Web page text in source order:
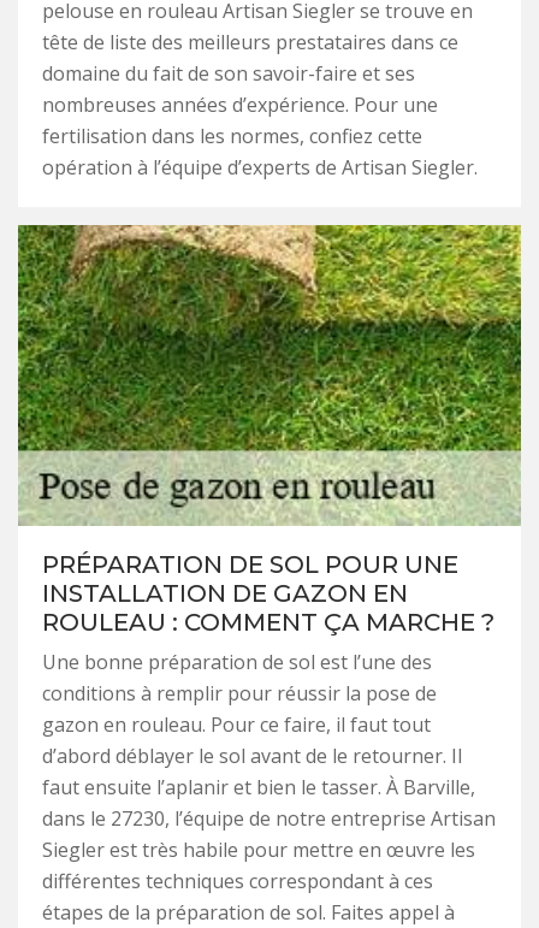
pelouse en rouleau Artisan Siegler se trouve en
tête de liste des meilleurs prestataires dans ce
domaine du fait de son savoir-faire et ses
nombreuses années d’expérience. Pour une
fertilisation dans les normes, confiez cette
opération à l’équipe d’experts de Artisan Siegler.
PRÉPARATION DE SOL POUR UNE
INSTALLATION DE GAZON EN
ROULEAU : COMMENT ÇA MARCHE ?
Une bonne préparation de sol est l’une des
conditions à remplir pour réussir la pose de
gazon en rouleau. Pour ce faire, il faut tout
d’abord déblayer le sol avant de le retourner. Il
faut ensuite l’aplanir et bien le tasser. À Barville,
dans le 27230, l’équipe de notre entreprise Artisan
Siegler est très habile pour mettre en œuvre les
différentes techniques correspondant à ces
étapes de la préparation de sol. Faites appel à